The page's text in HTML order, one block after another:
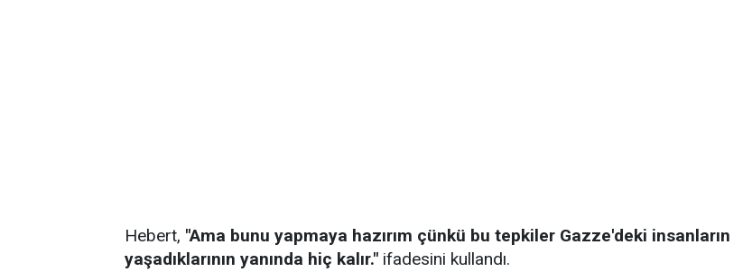
Hebert, "Ama bunu yapmaya hazırım çünkü bu tepkiler Gazze'deki insanların
yaşadıklarının yanında hiç kalır." ifadesini kullandı.